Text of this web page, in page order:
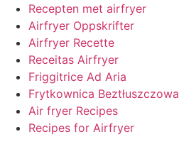
Recepten met airfryer
Airfryer Oppskrifter
Airfryer Recette
Receitas Airfryer
Friggitrice Ad Aria
Frytkownica Beztłuszczowa
Air fryer Recipes
Recipes for Airfryer